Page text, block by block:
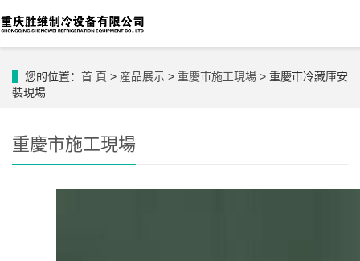
您的位置： 首 頁 > 産品展示 > 重慶市施工現場 > 重慶市冷藏庫安
裝現場
重慶市施工現場